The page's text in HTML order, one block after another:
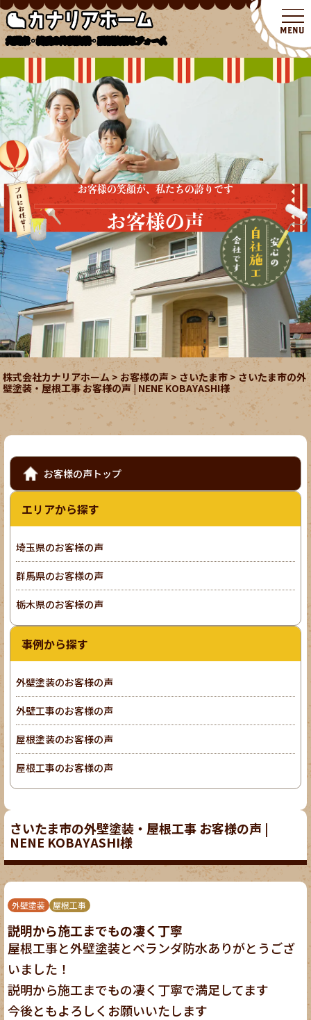
北関東・埼玉の外壁塗装・屋根塗装リフォーム
お客様の笑顔が、私たちの誇りです
お客様の声
株式会社カナリアホーム > お客様の声> さいたま市 > さいたま市の外
壁塗装・屋根工事 お客様の声 | NENE KOBAYASHI様
さいたま市の外壁塗装・屋根工事 お客様の声 |
NENE KOBAYASHI様
外壁塗装 屋根工事
説明から施工までもの凄く丁寧
屋根工事と外壁塗装とベランダ防水ありがとうござ
いました！
説明から施工までもの凄く丁寧で満足してます
今後ともよろしくお願いいたします
お客様の声トップ
エリアから探す
埼玉県のお客様の声
群馬県のお客様の声
栃木県のお客様の声
事例から探す
外壁塗装のお客様の声
外壁工事のお客様の声
屋根塗装のお客様の声
屋根工事のお客様の声